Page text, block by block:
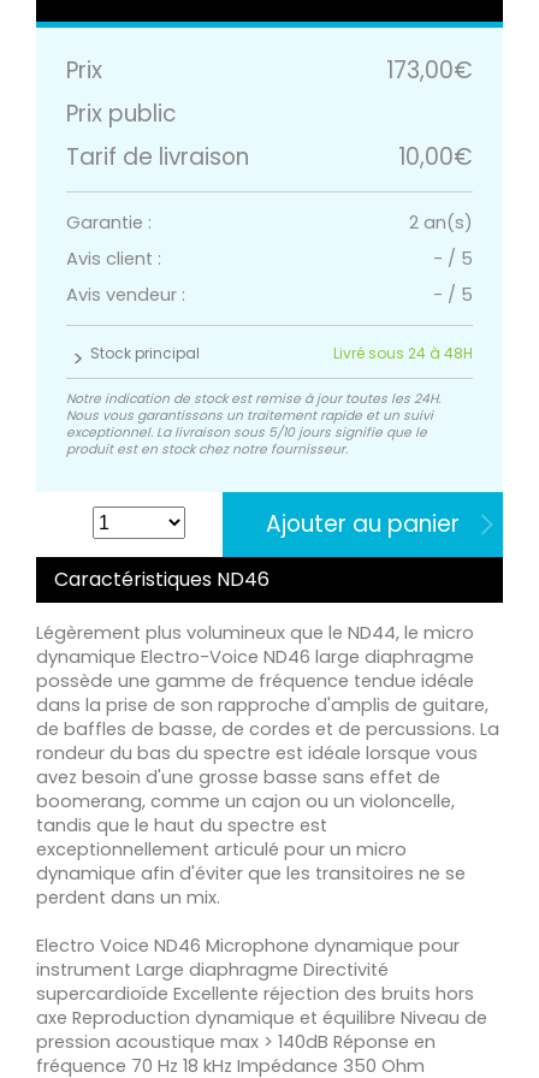
Prix
173,00€
Prix public
Tarif de livraison
10,00€
Garantie :
2 an(s)
Avis client :
- / 5
Avis vendeur :
- / 5
Stock principal Livré sous 24 à 48H
Notre indication de stock est remise à jour toutes les 24H.
Nous vous garantissons un traitement rapide et un suivi
exceptionnel. La livraison sous 5/10 jours signifie que le
produit est en stock chez notre fournisseur.
Ajouter au panier
Caractéristiques ND46
Légèrement plus volumineux que le ND44, le micro
dynamique Electro-Voice ND46 large diaphragme
possède une gamme de fréquence tendue idéale
dans la prise de son rapproche d'amplis de guitare,
de baffles de basse, de cordes et de percussions. La
rondeur du bas du spectre est idéale lorsque vous
avez besoin d'une grosse basse sans effet de
boomerang, comme un cajon ou un violoncelle,
tandis que le haut du spectre est
exceptionnellement articulé pour un micro
dynamique afin d'éviter que les transitoires ne se
perdent dans un mix.
Electro Voice ND46 Microphone dynamique pour
instrument Large diaphragme Directivité
supercardioïde Excellente réjection des bruits hors
axe Reproduction dynamique et équilibre Niveau de
pression acoustique max > 140dB Réponse en
fréquence 70 Hz 18 kHz Impédance 350 Ohm